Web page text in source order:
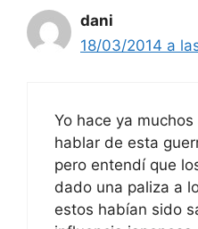
dani
18/03/2014 a
Yo hace ya
hablar de esta
pero entendí que
dado una paliza a
estos habían sido